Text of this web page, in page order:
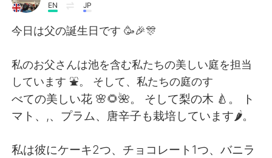
AI Grammar Checker
English 简体中文
EN JP
今日は父の誕生日です 🥳🎉🎊
私のお父さんは池を含む私たちの美しい庭を担当
しています ⛲。 そして、私たちの庭のす
べての美しい花 🌸🌻🌺。 そして梨の木 🍐。 ト
マト、,、プラム、唐辛子も栽培しています🌶。
私は彼にケーキ2つ、チョコレート1つ、バニラ